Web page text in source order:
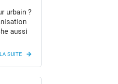
urbain ?
aussi